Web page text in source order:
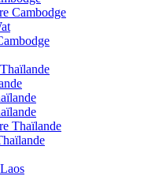
Cambodge
Thaïlande